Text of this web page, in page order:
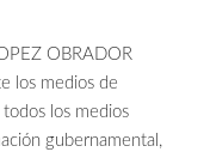
OBRADOR
los medios de
los medios
gubernamental,